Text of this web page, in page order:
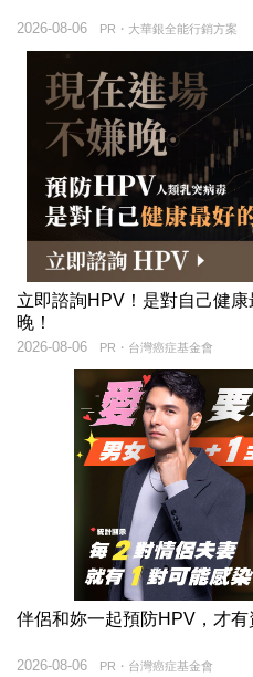
PR・大華銀全能行銷方案
2026-08-06
立即諮詢HPV！是對自己健
晚！
PR・台灣癌症基金會
2026-08-06
伴侶和妳一起預防HPV，才有
PR・台灣癌症基金會
2026-08-06